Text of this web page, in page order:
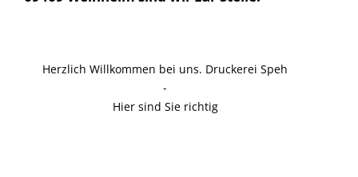
Herzlich Willkommen bei uns. Druckerei Speh
-
Hier sind Sie richtig